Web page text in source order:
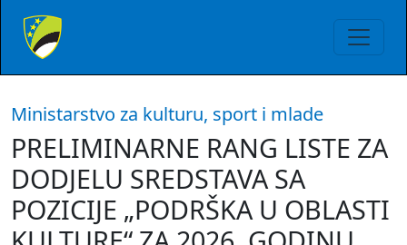
Ministarstvo za kulturu, sport i mlade
PRELIMINARNE RANG LISTE ZA
DODJELU SREDSTAVA SA
POZICIJE „PODRŠKA U OBLASTI